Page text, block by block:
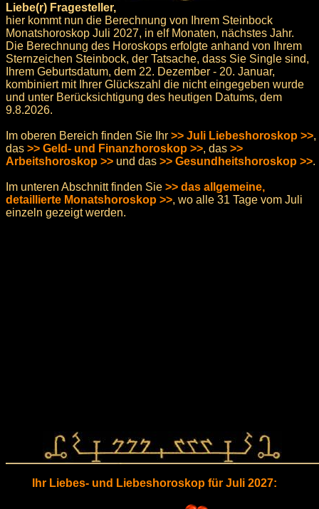
Liebe(r) Fragesteller,
hier kommt nun die Berechnung von Ihrem Steinbock
Monatshoroskop Juli 2027, in elf Monaten, nächstes Jahr.
Die Berechnung des Horoskops erfolgte anhand von Ihrem
Sternzeichen Steinbock, der Tatsache, dass Sie Single sind,
Ihrem Geburtsdatum, dem 22. Dezember - 20. Januar,
kombiniert mit Ihrer Glückszahl die nicht eingegeben wurde
und unter Berücksichtigung des heutigen Datums, dem
9.8.2026.
Im oberen Bereich finden Sie Ihr >> Juli Liebeshoroskop >>,
das >> Geld- und Finanzhoroskop >>, das >>
Arbeitshoroskop >> und das >> Gesundheitshoroskop >>.
Im unteren Abschnitt finden Sie >> das allgemeine,
detaillierte Monatshoroskop >>, wo alle 31 Tage vom Juli
einzeln gezeigt werden.
Ihr Liebes- und Liebeshoroskop für Juli 2027: